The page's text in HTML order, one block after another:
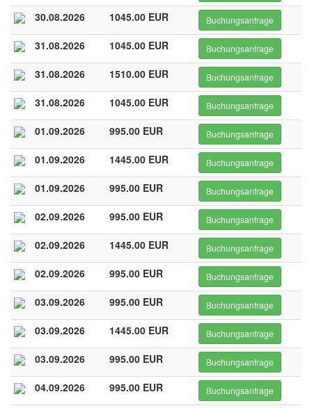
30.08.2026 1045.00 EUR Buchungsanfrage
31.08.2026 1045.00 EUR Buchungsanfrage
31.08.2026 1510.00 EUR Buchungsanfrage
31.08.2026 1045.00 EUR Buchungsanfrage
01.09.2026 995.00 EUR Buchungsanfrage
01.09.2026 1445.00 EUR Buchungsanfrage
01.09.2026 995.00 EUR Buchungsanfrage
02.09.2026 995.00 EUR Buchungsanfrage
02.09.2026 1445.00 EUR Buchungsanfrage
02.09.2026 995.00 EUR Buchungsanfrage
03.09.2026 995.00 EUR Buchungsanfrage
03.09.2026 1445.00 EUR Buchungsanfrage
03.09.2026 995.00 EUR Buchungsanfrage
04.09.2026 995.00 EUR Buchungsanfrage